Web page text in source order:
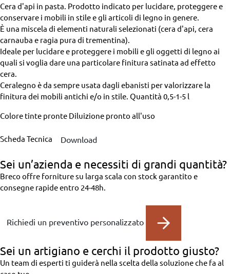
Cera d'api in pasta. Prodotto indicato per lucidare, proteggere e
conservare i mobili in stile e gli articoli di legno in genere.
È una miscela di elementi naturali selezionati (cera d'api, cera
carnauba e ragia pura di trementina).
Ideale per lucidare e proteggere i mobili e gli oggetti di legno ai
quali si voglia dare una particolare finitura satinata ad effetto
cera.
Ceralegno è da sempre usata dagli ebanisti per valorizzare la
finitura dei mobili antichi e/o in stile. Quantità 0,5-1-5 l
Colore tinte pronte Diluizione pronto all'uso
Scheda Tecnica Download
Sei un’azienda e necessiti di grandi quantità?
Breco offre forniture su larga scala con stock garantito e
consegne rapide entro 24-48h.
Richiedi un preventivo personalizzato
Sei un artigiano e cerchi il prodotto giusto?
Un team di esperti ti guiderà nella scelta della soluzione che fa al